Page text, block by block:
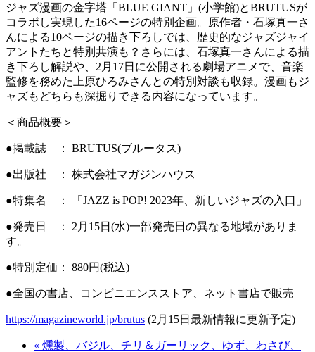
ジャズ漫画の金字塔「BLUE GIANT」(小学館)とBRUTUSが
コラボし実現した16ページの特別企画。原作者・石塚真一さ
んによる10ページの描き下ろしでは、歴史的なジャズジャイ
アントたちと特別共演も？さらには、石塚真一さんによる描
き下ろし解説や、2月17日に公開される劇場アニメで、音楽
監修を務めた上原ひろみさんとの特別対談も収録。漫画もジ
ャズもどちらも深掘りできる内容になっています。
＜商品概要＞
●掲載誌 ： BRUTUS(ブルータス)
●出版社 ： 株式会社マガジンハウス
●特集名 ： 「JAZZ is POP! 2023年、新しいジャズの入口」
●発売日 ： 2月15日(水)一部発売日の異なる地域がありま
す。
●特別定価： 880円(税込)
●全国の書店、コンビニエンスストア、ネット書店で販売
https://magazineworld.jp/brutus (2月15日最新情報に更新予定)
« 燻製、バジル、チリ＆ガーリック、ゆず、わさび、